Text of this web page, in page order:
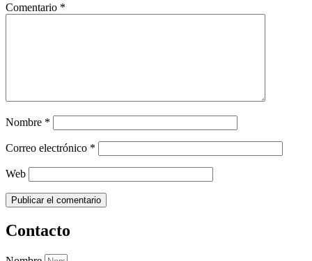
Comentario *
Nombre *
Correo electrónico *
Web
Contacto